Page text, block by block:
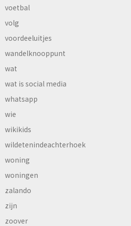
voetbal
volg
voordeeluitjes
wandelknooppunt
wat
wat is social media
whatsapp
wie
wikikids
wildetenindeachterhoek
woning
woningen
zalando
zijn
zoover